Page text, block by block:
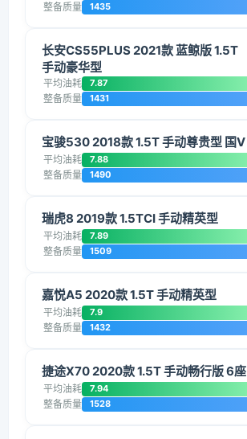
整备质量 1435
长安CS55PLUS 2021款 蓝鲸版 1.5T
手动豪华型
平均油耗 7.87
整备质量 1431
宝骏530 2018款 1.5T 手动尊贵型 国V
平均油耗 7.88
整备质量 1490
瑞虎8 2019款 1.5TCI 手动精英型
平均油耗 7.89
整备质量 1509
嘉悦A5 2020款 1.5T 手动精英型
平均油耗 7.9
整备质量 1432
捷途X70 2020款 1.5T 手动畅行版 6座
平均油耗 7.94
整备质量 1528